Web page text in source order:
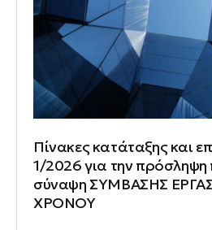
Πίνακες κατάταξης και
1/2026 για την
σύναψη ΣΥΜΒΑΣΗΣ
ΧΡΟΝΟΥ